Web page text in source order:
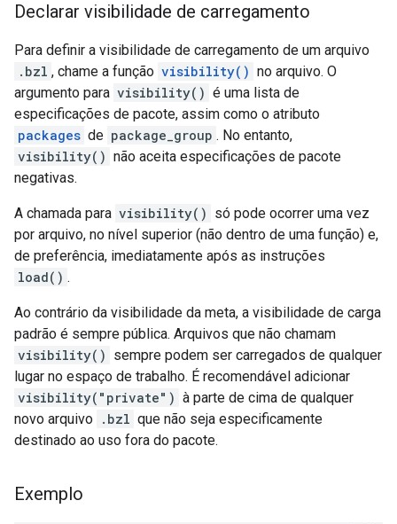
Declarar visibilidade de carregamento
Para definir a visibilidade de carregamento de um arquivo
.bzl , chame a função visibility() no arquivo. O
argumento para visibility() é uma lista de
especificações de pacote, assim como o atributo
packages de package_group . No entanto,
visibility() não aceita especificações de pacote
negativas.
A chamada para visibility() só pode ocorrer uma vez
por arquivo, no nível superior (não dentro de uma função) e,
de preferência, imediatamente após as instruções
load() .
Ao contrário da visibilidade da meta, a visibilidade de carga
padrão é sempre pública. Arquivos que não chamam
visibility() sempre podem ser carregados de qualquer
lugar no espaço de trabalho. É recomendável adicionar
visibility("private") à parte de cima de qualquer
novo arquivo .bzl que não seja especificamente
destinado ao uso fora do pacote.
Exemplo